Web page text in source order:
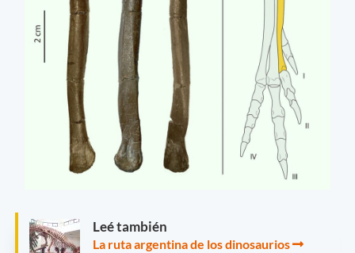
Leé también
La ruta argentina de los dinosaurios